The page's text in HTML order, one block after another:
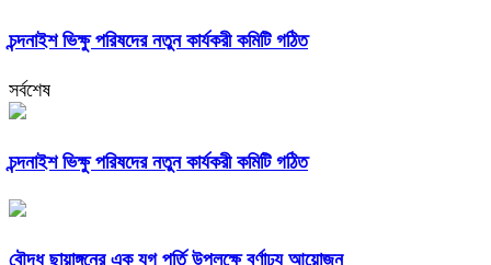
চন্দনাইশ ভিক্ষু পরিষদের নতুন কার্যকরী কমিটি গঠিত
সর্বশেষ
চন্দনাইশ ভিক্ষু পরিষদের নতুন কার্যকরী কমিটি গঠিত
বৌদ্ধ ছায়াঙ্গনের এক যুগ পূর্তি উপলক্ষে বর্ণাঢ্য আয়োজন